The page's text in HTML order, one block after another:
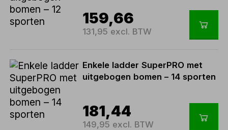
159,66
131,95 excl. BTW
Enkele ladder SuperPRO met
uitgebogen bomen – 14 sporten
181,44
149,95 excl. BTW